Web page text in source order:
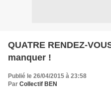
QUATRE RENDEZ-
manquer !
Publié le 26/04/2015 à 23:58
Par Collectif BEN